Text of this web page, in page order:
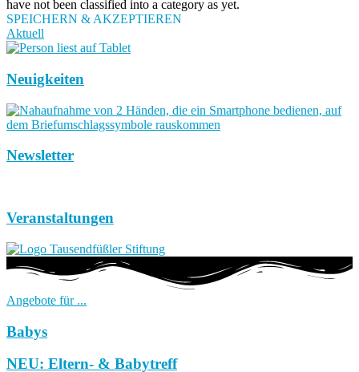
have not been classified into a category as yet.
SPEICHERN & AKZEPTIEREN
Aktuell
Neuigkeiten
Newsletter
Veranstaltungen
Angebote für ...
Babys
NEU: Eltern- & Babytreff